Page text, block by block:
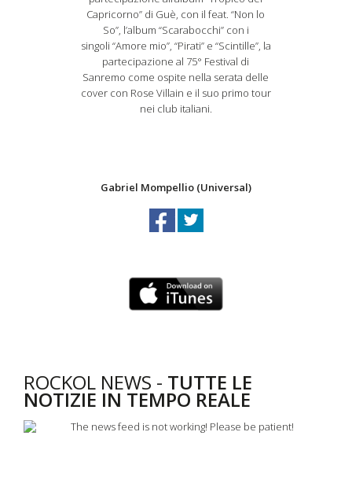
Capricorno” di Guè, con il feat. “Non lo
So”, l’album “Scarabocchi” con i
singoli “Amore mio”, “Pirati” e “Scintille”, la
partecipazione al 75° Festival di
Sanremo come ospite nella serata delle
cover con Rose Villain e il suo primo tour
nei club italiani.
Gabriel Mompellio (Universal)
ROCKOL NEWS - TUTTE LE
NOTIZIE IN TEMPO REALE